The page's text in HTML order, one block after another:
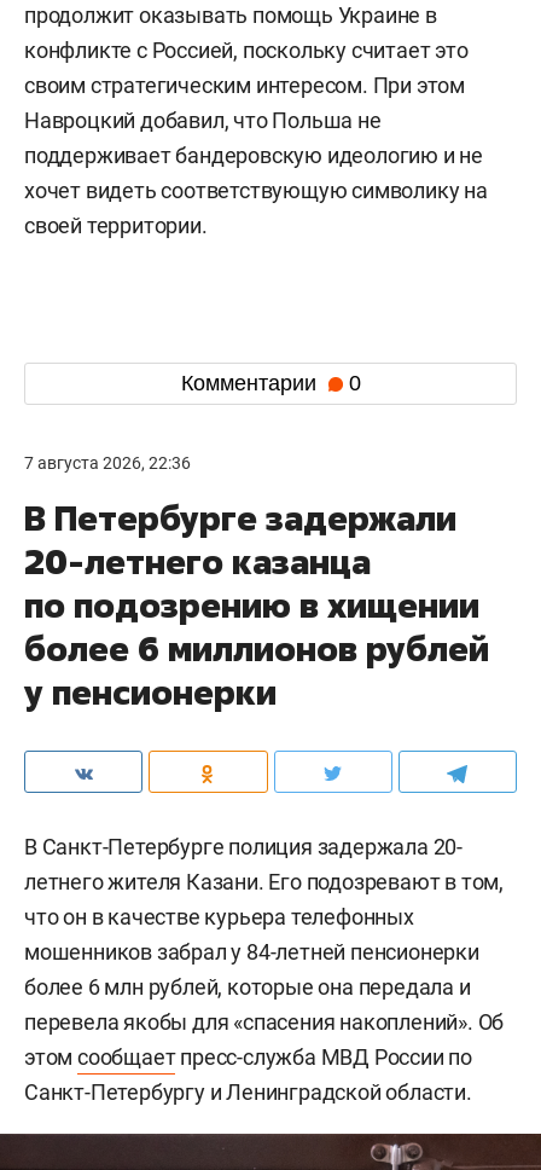
продолжит оказывать помощь Украине в
конфликте с Россией, поскольку считает это
своим стратегическим интересом. При этом
Навроцкий добавил, что Польша не
поддерживает бандеровскую идеологию и не
хочет видеть соответствующую символику на
своей территории.
Комментарии 0
7 августа 2026, 22:36
В Петербурге задержали
20-летнего казанца
по подозрению в хищении
более 6 миллионов рублей
у пенсионерки
В Санкт-Петербурге полиция задержала 20-
летнего жителя Казани. Его подозревают в том,
что он в качестве курьера телефонных
мошенников забрал у 84-летней пенсионерки
более 6 млн рублей, которые она передала и
перевела якобы для «спасения накоплений». Об
этом сообщаетпресс-служба МВД России по
Санкт-Петербургу и Ленинградской области.